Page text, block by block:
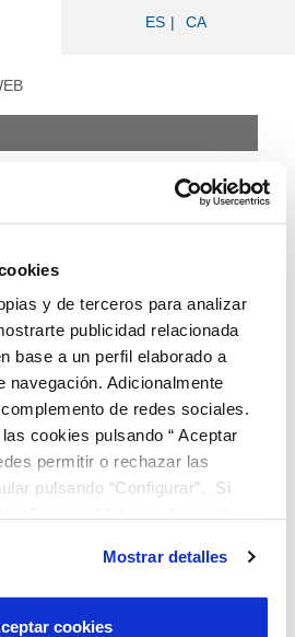
y de terceros para analizar
publicidad relacionada
base a un perfil elaborado a
navegación. Adicionalmente
de redes sociales.
cookies pulsando “ Aceptar
permitir o rechazar las
pulsando “Configurar”. Si
que el sitio web funcione y que
desactivar. Puedes consultar
Política de Cookies
Mostrar detalles
cookies
ES CA
de la sociedad
Funcional
y estadística